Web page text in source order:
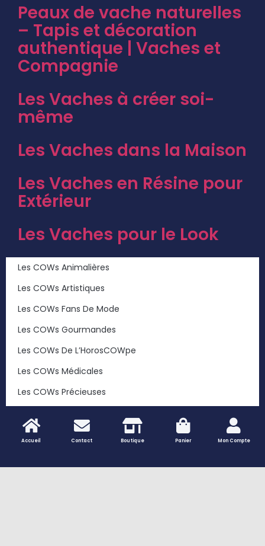
Accueil Contact Boutique Panier Mon Compte
Peaux de vache naturelles
– Tapis et décoration
authentique | Vaches et
Compagnie
Les Vaches à créer soi-
même
Les Vaches dans la Maison
Les Vaches en Résine pour
Extérieur
Les Vaches pour le Look
Les COWs Animalières
Les COWs Artistiques
Les COWs Fans De Mode
Les COWs Gourmandes
Les COWs De L’HorosCOWpe
Les COWs Médicales
Les COWs Précieuses
Les COWs Végétales